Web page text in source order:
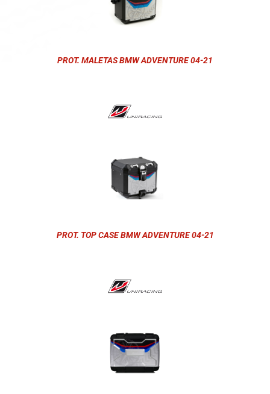
PROT. MALETAS BMW ADVENTURE 04-21
PROT. TOP CASE BMW ADVENTURE 04-21